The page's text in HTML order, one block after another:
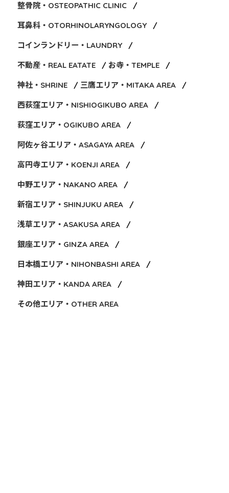
整骨院・OSTEOPATHIC CLINIC
耳鼻科・OTORHINOLARYNGOLOGY
コインランドリー・LAUNDRY
不動産・REAL EATATE お寺・TEMPLE
神社・SHRINE 三鷹エリア・MITAKA AREA
西荻窪エリア・NISHIOGIKUBO AREA
荻窪エリア・OGIKUBO AREA
阿佐ヶ谷エリア・ASAGAYA AREA
高円寺エリア・KOENJI AREA
中野エリア・NAKANO AREA
新宿エリア・SHINJUKU AREA
浅草エリア・ASAKUSA AREA
銀座エリア・GINZA AREA
日本橋エリア・NIHONBASHI AREA
神田エリア・KANDA AREA
その他エリア・OTHER AREA